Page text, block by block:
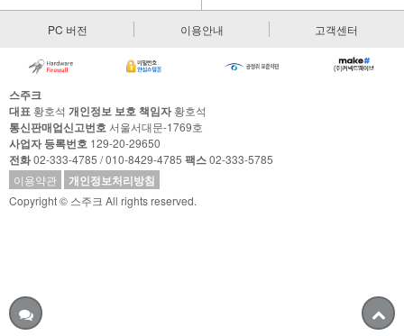
PC 버전 이용안내 고객센터
스주크
대표 황호석 개인정보 보호 책임자황호석
통신판매업신고번호 서울서대문-1769호
사업자 등록번호 129-20-29650
전화02-333-4785 / 010-8429-4785 팩스02-333-5785
이용약관
개인정보처리방침
Copyright © 스주크 All rights reserved.